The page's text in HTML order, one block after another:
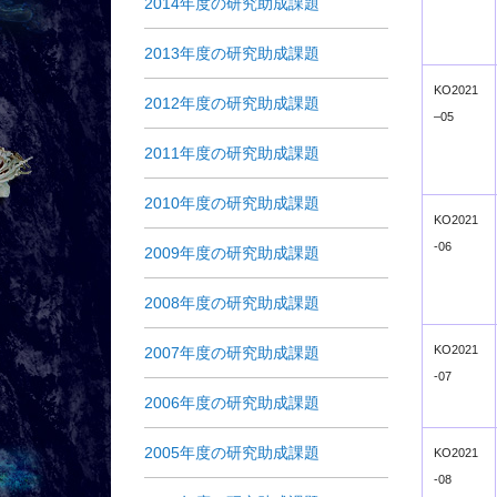
2013年度の研究助成課題
2012年度の研究助成課題
2011年度の研究助成課題
2010年度の研究助成課題
2009年度の研究助成課題
2008年度の研究助成課題
2007年度の研究助成課題
2006年度の研究助成課題
2005年度の研究助成課題
KO2021
–05
KO2021
-06
KO2021
-07
KO2021
-08